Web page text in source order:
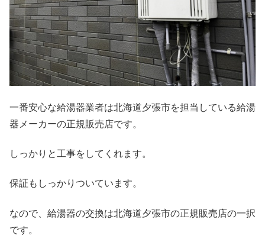
一番安心な給湯器業者は北海道夕張市を担当している給湯
器メーカーの正規販売店です。
しっかりと工事をしてくれます。
保証もしっかりついています。
なので、給湯器の交換は北海道夕張市の正規販売店の一択
です。